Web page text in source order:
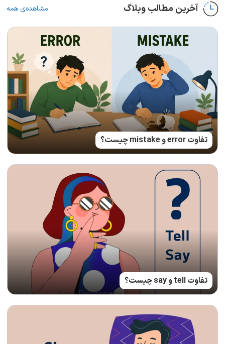
آخرین مطالب وبلاگ مشاهده‌ی همه
تفاوت error و mistake چیست؟
تفاوت tell و say چیست؟